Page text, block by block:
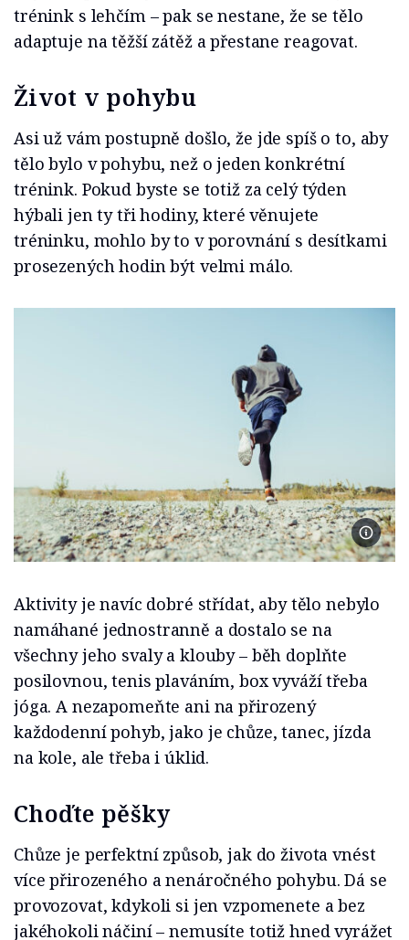
trénink s lehčím – pak se nestane, že se tělo
adaptuje na těžší zátěž a přestane reagovat.
Život v pohybu
Asi už vám postupně došlo, že jde spíš o to, aby
tělo bylo v pohybu, než o jeden konkrétní
trénink. Pokud byste se totiž za celý týden
hýbali jen ty tři hodiny, které věnujete
tréninku, mohlo by to v porovnání s desítkami
prosezených hodin být velmi málo.
Foto
Aktivity je navíc dobré střídat, aby tělo nebylo
namáhané jednostranně a dostalo se na
všechny jeho svaly a klouby – běh doplňte
posilovnou, tenis plaváním, box vyváží třeba
jóga. A nezapomeňte ani na přirozený
každodenní pohyb, jako je chůze, tanec, jízda
na kole, ale třeba i úklid.
Choďte pěšky
Chůze je perfektní způsob, jak do života vnést
více přirozeného a nenáročného pohybu. Dá se
provozovat, kdykoli si jen vzpomenete a bez
jakéhokoli náčiní – nemusíte totiž hned vyrážet